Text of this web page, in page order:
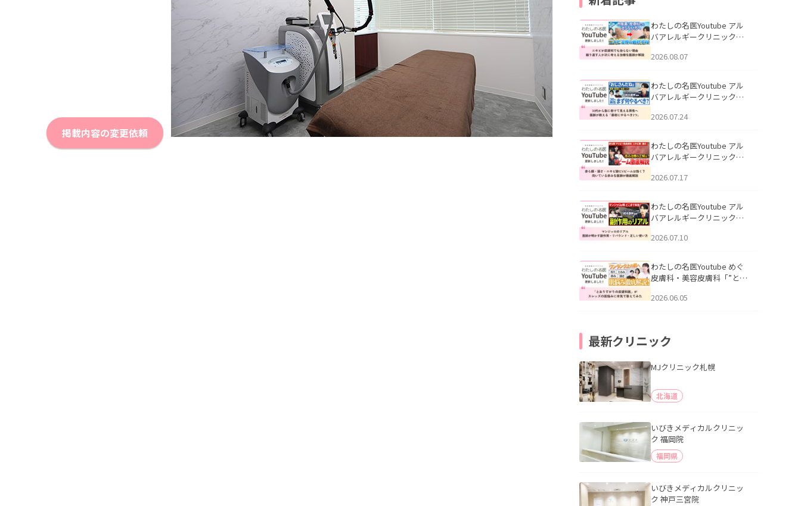
掲載内容の変更依頼
わたしの名医Youtube アル
バアレルギークリニック札
らない理由｜繰り返す人が
説」を公開いたしました。
2026.08.07
わたしの名医Youtube アル
バアレルギークリニック札
える男性へ｜医師が教える
公開いたしました。
2026.07.24
わたしの名医Youtube アル
バアレルギークリニック札
跡にVビームは効く？向いて
説」を公開いたしました。
2026.07.17
わたしの名医Youtube アル
バアレルギークリニック札
医師が明かす副作用・リバ
公開いたしました。
2026.07.10
わたしの名医Youtube めぐ
皮膚科・美容皮膚科「”とお
ッズの肌悩みに本気で答え
2026.06.05
最新クリニック
MJクリニック札幌
北海道
いびきメディカルクリニッ
ク 福岡院
福岡県
いびきメディカルクリニッ
ク 神戸三宮院